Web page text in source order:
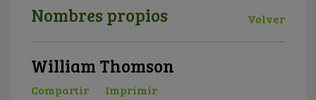
Nombres propios Volver
William Thomson
Compartir Imprimir